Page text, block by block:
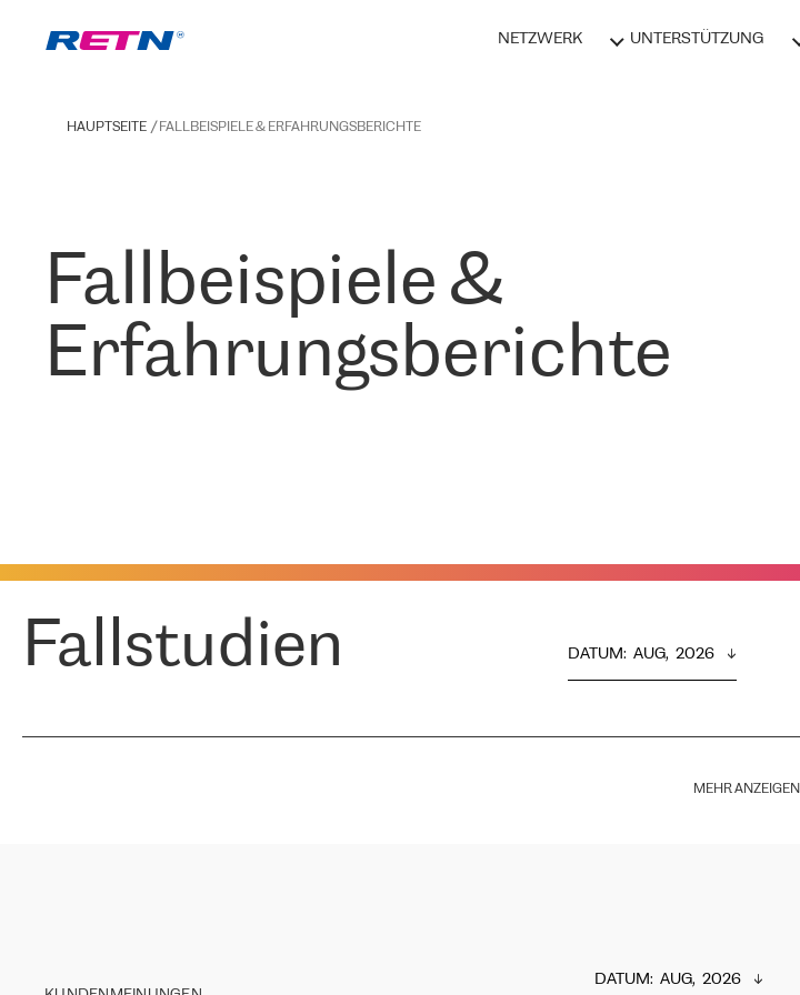
NETZWERK UNTERSTÜTZUNG
HAUPTSEITE FALLBEISPIELE & ERFAHRUNGSBERICHTE
Fallbeispiele &
Erfahrungsberichte
Fallstudien DATUM: AUG,  2026
MEHR ANZEIGEN
DATUM: AUG,  2026